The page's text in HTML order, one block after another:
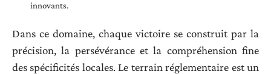
innovants.
Dans ce domaine, chaque victoire se construit par la
précision, la persévérance et la compréhension fine
des spécificités locales. Le terrain réglementaire est un